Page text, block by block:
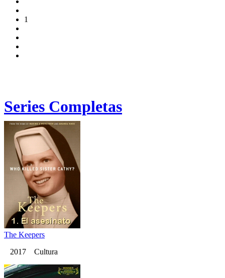
1
Series Completas
The Keepers
2017 Cultura